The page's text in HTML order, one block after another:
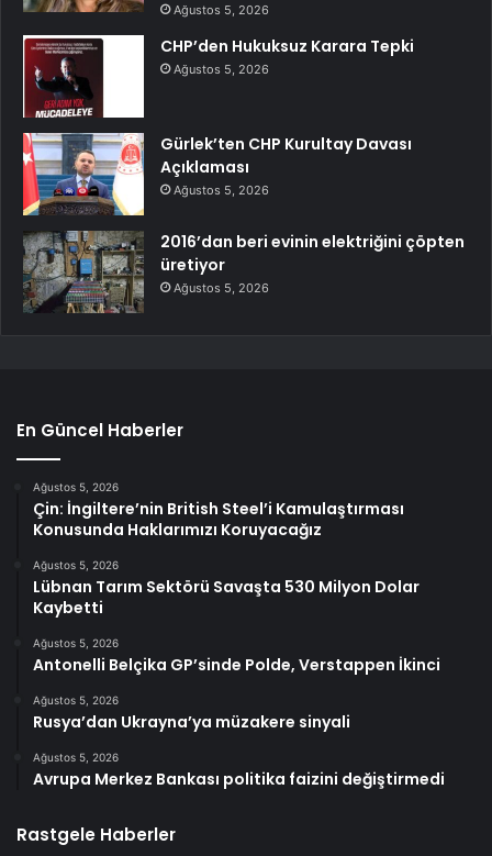
Ağustos 5, 2026
CHP’den Hukuksuz Karara Tepki
Ağustos 5, 2026
Gürlek’ten CHP Kurultay Davası
Açıklaması
Ağustos 5, 2026
2016’dan beri evinin elektriğini çöpten
üretiyor
Ağustos 5, 2026
En Güncel Haberler
Ağustos 5, 2026
Çin: İngiltere’nin British Steel’i Kamulaştırması
Konusunda Haklarımızı Koruyacağız
Ağustos 5, 2026
Lübnan Tarım Sektörü Savaşta 530 Milyon Dolar
Kaybetti
Ağustos 5, 2026
Antonelli Belçika GP’sinde Polde, Verstappen İkinci
Ağustos 5, 2026
Rusya’dan Ukrayna’ya müzakere sinyali
Ağustos 5, 2026
Avrupa Merkez Bankası politika faizini değiştirmedi
Rastgele Haberler